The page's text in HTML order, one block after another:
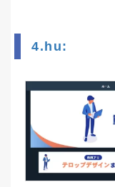
4.hu: